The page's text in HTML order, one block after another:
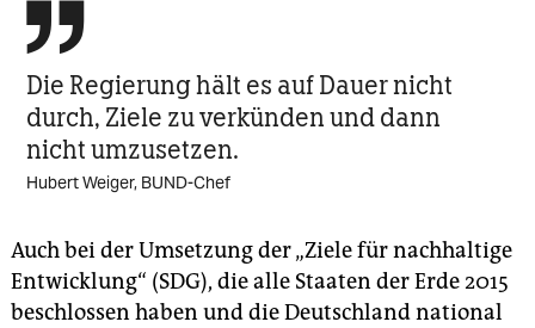

Die Regierung hält es auf Dauer nicht
durch, Ziele zu verkünden und dann
nicht umzusetzen.
Hubert Weiger, BUND-Chef
Auch bei der Umsetzung der „Ziele für nachhaltige
Entwicklung“ (SDG), die alle Staaten der Erde 2015
beschlossen haben und die Deutschland national